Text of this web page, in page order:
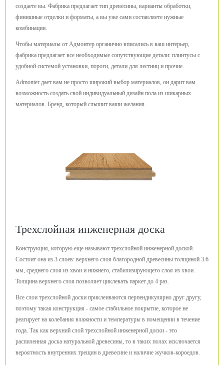
создаете вы. Фабрика предлагает тип древесины, варианты обработки,
финишные отделки и форматы, а вы уже сами составляете нужные
комбинации.
Чтобы материалы от Адмонтер органично вписались в ваш интерьер,
фабрика предлагает все необходимые сопутствующие детали: плинтусы с
удобной системой установки, пороги, детали для лестниц и прочие.
Admonter дает вам не просто широкий выбор материалов, он дарит вам
возможность создать свой индивидуальный дизайн пола из шикарных
материалов. Бренд, который слышит ваши желания.
Трехслойная инженерная доска
Конструкция, которую еще называют трехслойной инженерной доской.
Состоит она из 3 слоев: верхнего слоя благородной древесины толщиной 3.6
мм, среднего слоя из хвои и нижнего, стабилизирующего слоя из хвои.
Толщина верхнего слоя позволяет циклевать паркет до 4 раз.
Все слои трехслойной доски приклеиваются перпендикулярно друг другу,
поэтому такая конструкция - самое стабильное покрытие, которое не
реагирует на колебания влажности и температуры в помещении в течение
года. Так как верхний слой трехслойной инженерной доски - это
распиленная доска натуральной древесины, то в таких полах исключается
вероятность внутренних трещин в древесине и наличие жучков-короедов.